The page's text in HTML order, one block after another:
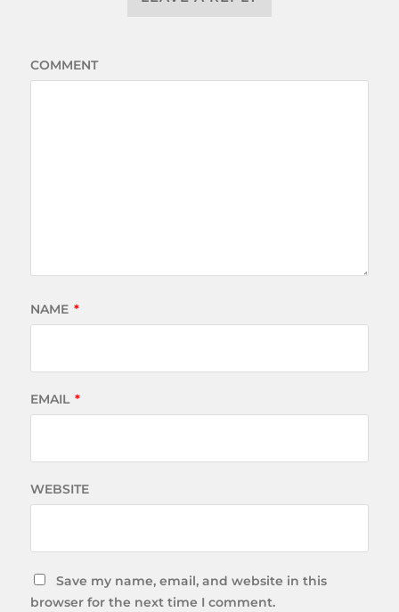
COMMENT
NAME *
EMAIL *
WEBSITE
Save my name, email, and website in this
browser for the next time I comment.